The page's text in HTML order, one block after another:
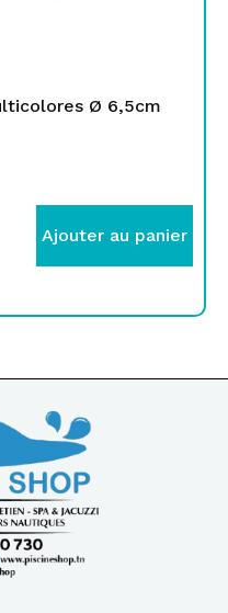
Ø 6,5cm
Ajouter au panier